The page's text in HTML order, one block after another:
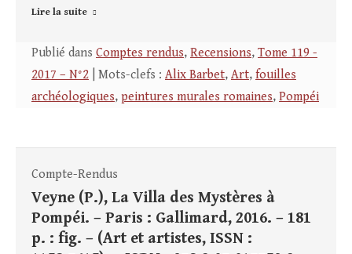
Lire la suite
Publié dans Comptes rendus, Recensions, Tome 119 -
2017 – N°2 | Mots-clefs : Alix Barbet, Art, fouilles
archéologiques, peintures murales romaines, Pompéi
Compte-Rendus
Veyne (P.), La Villa des Mystères à
Pompéi. – Paris : Gallimard, 2016. – 181
p. : fig. – (Art et artistes, ISSN :